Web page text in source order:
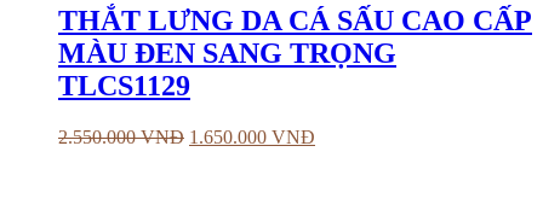
THẮT LƯNG DA CÁ SẤU CAO CẤP
MÀU ĐEN SANG TRỌNG
TLCS1129
2.550.000VNĐ 1.650.000 VNĐ